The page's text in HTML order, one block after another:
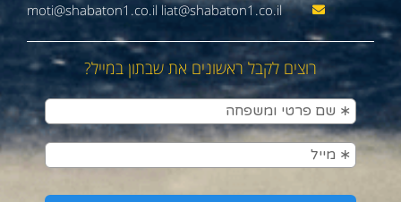
moti@shabaton1.co.il liat@shabaton1.co.il
רוצים לקבל ראשונים את שבתון במייל?